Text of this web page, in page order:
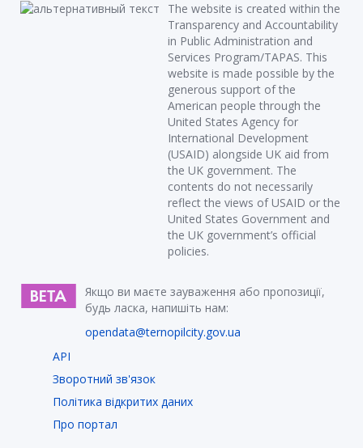
The website is created within the
Transparency and Accountability
in Public Administration and
Services Program/TAPAS. This
website is made possible by the
generous support of the
American people through the
United States Agency for
International Development
(USAID) alongside UK aid from
the UK government. The
contents do not necessarily
reflect the views of USAID or the
United States Government and
the UK government’s official
policies.
Якщо ви маєте зауваження або пропозиції,
будь ласка, напишіть нам:
opendata@ternopilcity.gov.ua
API
Зворотний зв'язок
Політика відкритих даних
Про портал